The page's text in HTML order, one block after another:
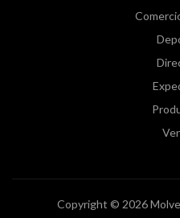
Copyright © 2026